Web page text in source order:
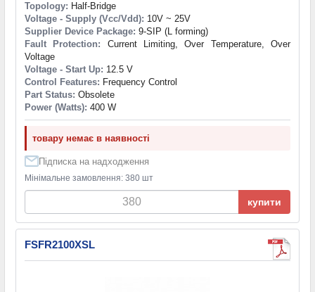
Topology: Half-Bridge
Voltage - Supply (Vcc/Vdd): 10V ~ 25V
Supplier Device Package: 9-SIP (L forming)
Fault Protection: Current Limiting, Over Temperature, Over
Voltage
Voltage - Start Up: 12.5 V
Control Features: Frequency Control
Part Status: Obsolete
Power (Watts): 400 W
товару немає в наявності
Підписка на надходження
Мінімальне замовлення: 380 шт
купити
FSFR2100XSL